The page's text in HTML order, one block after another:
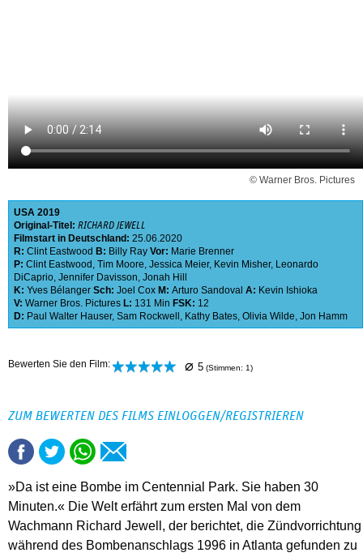
© Warner Bros. Pictures
USA 2019
Original-Titel: RICHARD JEWELL
Filmstart in Deutschland: 25.06.2020
R: Clint Eastwood B: Billy Ray Vor: Marie Brenner
P: Clint Eastwood , Tim Moore, Jessica Meier, Kevin Misher, Leonardo
DiCaprio, Jennifer Davisson, Jonah Hill
K: Yves Bélanger Sch: Joel Cox M: Arturo Sandoval A: Kevin Ishioka
V: Warner Bros. Pictures L: 131 Min FSK: 12
D: Paul Walter Hauser, Sam Rockwell , Kathy Bates, Olivia Wilde, Jon Hamm
Bewerten Sie den Film: ⌀ 5 (Stimmen: 1)
ZUM BEWERTEN DES FILMS EINLOGGEN/REGISTRIEREN
»Da ist eine Bombe im Centennial Park. Sie haben 30
Minuten.« Die Welt erfährt zum ersten Mal von dem
Wachmann Richard Jewell, der berichtet, die Zündvorrichtung
während des Bombenanschlags 1996 in Atlanta gefunden zu